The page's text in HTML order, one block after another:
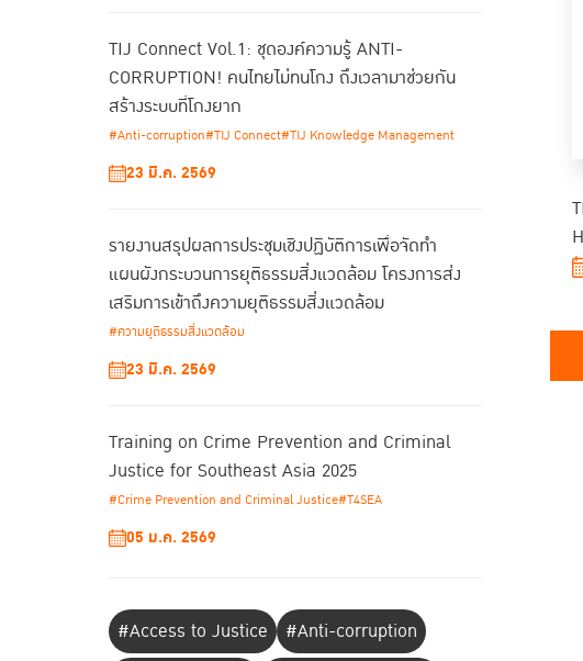
TIJ Connect Vol.1: ชุดองค์ความรู้ ANTI-
CORRUPTION! คนไทยไม่ทนโกง ถึงเวลามาช่วยกัน
สร้างระบบที่โกงยาก
#Anti-corruption#TIJ Connect#TIJ Knowledge Management
23 มี.ค. 2569
รายงานสรุปผลการประชุมเชิงปฏิบัติการเพื่อจัดทํา
แผนผังกระบวนการยุติธรรมสิ่งแวดล้อม โครงการส่ง
เสริมการเข้าถึงความยุติธรรมสิ่งแวดล้อม
#ความยุติธรรมสิ่งแวดล้อม
23 มี.ค. 2569
Training on Crime Prevention and Criminal
Justice for Southeast Asia 2025
#Crime Prevention and Criminal Justice#T4SEA
05 ม.ค. 2569
#Access to Justice
#Anti-corruption